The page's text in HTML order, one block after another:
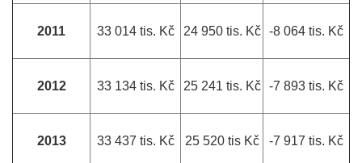
2011 33 014 tis. Kč 24 950 tis. Kč -8 064 tis. Kč
2012 33 134 tis. Kč 25 241 tis. Kč -7 893 tis. Kč
2013 33 437 tis. Kč 25 520 tis Kč -7 917 tis. Kč